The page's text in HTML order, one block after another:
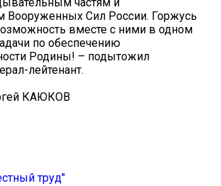
частям и
Вооруженных Сил России. Горжусь
вместе с ними в одном
по обеспечению
Родины! – подытожил
лейтенант.
КАЮКОВ
труд"